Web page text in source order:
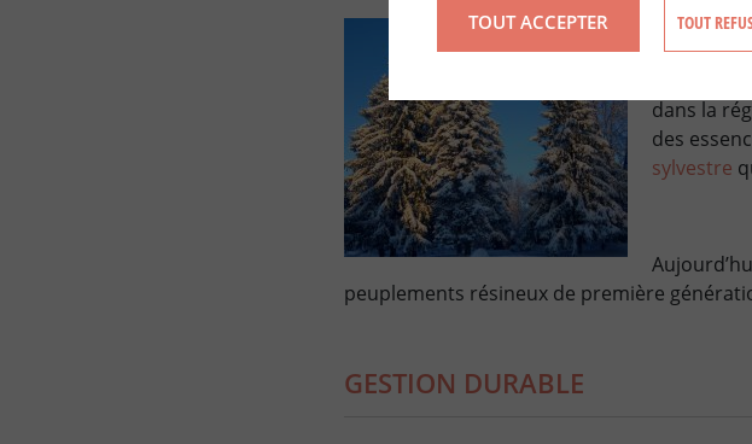
Le
dans la
des
sylvestre
peuplements résineux de première
GESTION DURABLE
TOUT ACCEPTER TOUT